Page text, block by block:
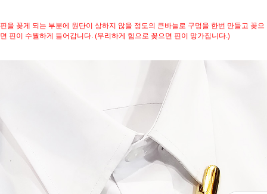
핀을 꽂게 되는 부분에 원단이 상하지 않을 정도의 큰바늘로 구멍을 한번 만들고 꽂으
면 핀이 수월하게 들어갑니다. (무리하게 힘으로 꽂으면 핀이 망가집니다.)